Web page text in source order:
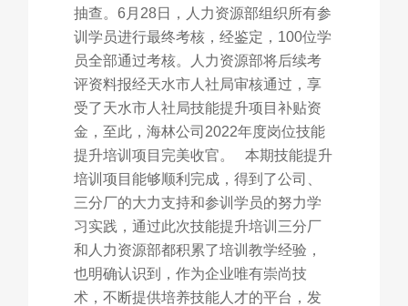
抽查。6月28日，人力资源部组织所有参
训学员进行最终考核，经鉴定，100位学
员全部通过考核。人力资源部将后续考
评资料报经天水市人社局审核通过，享
受了天水市人社局技能提升项目补贴资
金，至此，海林公司2022年度岗位技能
提升培训项目完美收官。 本期技能提升
培训项目能够顺利完成，得到了公司、
三分厂的大力支持和参训学员的努力学
习实践，通过此次技能提升培训三分厂
和人力资源部都积累了培训教学经验，
也明确认识到，作为企业唯有崇尚技
术，不断提供培养技能人才的平台，发